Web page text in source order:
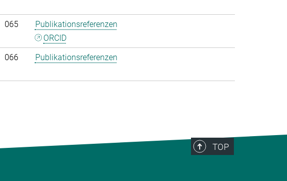
065
Publikationsreferenzen
ORCID
066 Publikationsreferenzen
TOP